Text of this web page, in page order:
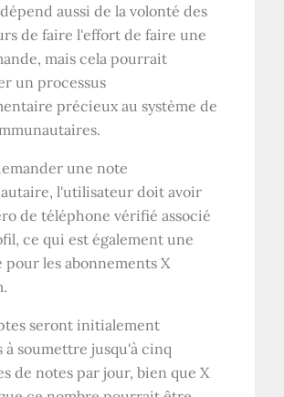
aussi de la volonté des
de faire l'effort de faire une
mais cela pourrait
un processus
précieux au système de
une note
l'utilisateur doit avoir
de téléphone vérifié associé
ce qui est également une
pour les abonnements X
seront initialement
à soumettre jusqu'à cinq
de notes par jour, bien que X